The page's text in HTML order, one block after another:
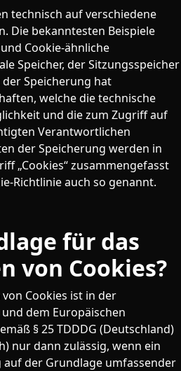
technisch auf verschiedene
Die bekanntesten Beispiele
Cookie-ähnliche
Speicher, der Sitzungsspeicher
der Speicherung hat
welche die technische
und die zum Zugriff auf
Verantwortlichen
der Speicherung werden in
„Cookies“ zusammengefasst
Richtlinie auch so genannt.
für das
von Cookies?
Cookies ist in der
dem Europäischen
§ 25 TDDDG (Deutschland)
nur dann zulässig, wenn ein
der Grundlage umfassender